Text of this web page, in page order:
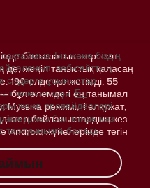
басталатын жер: сен
жеңіл таныстық қаласаң
190 елде қолжетімді, 55
бұл әлемдегі ең танымал
Музыка режимі, Төлқұжат,
байланыстардың кез
Android жүйелерінде тегін
Біз және біздің
веб-сайттың
сіздерге ұсыныстар
жақсартады. Біз
және провайдерлері
бөлімінде кез
тартуыңызға болады.